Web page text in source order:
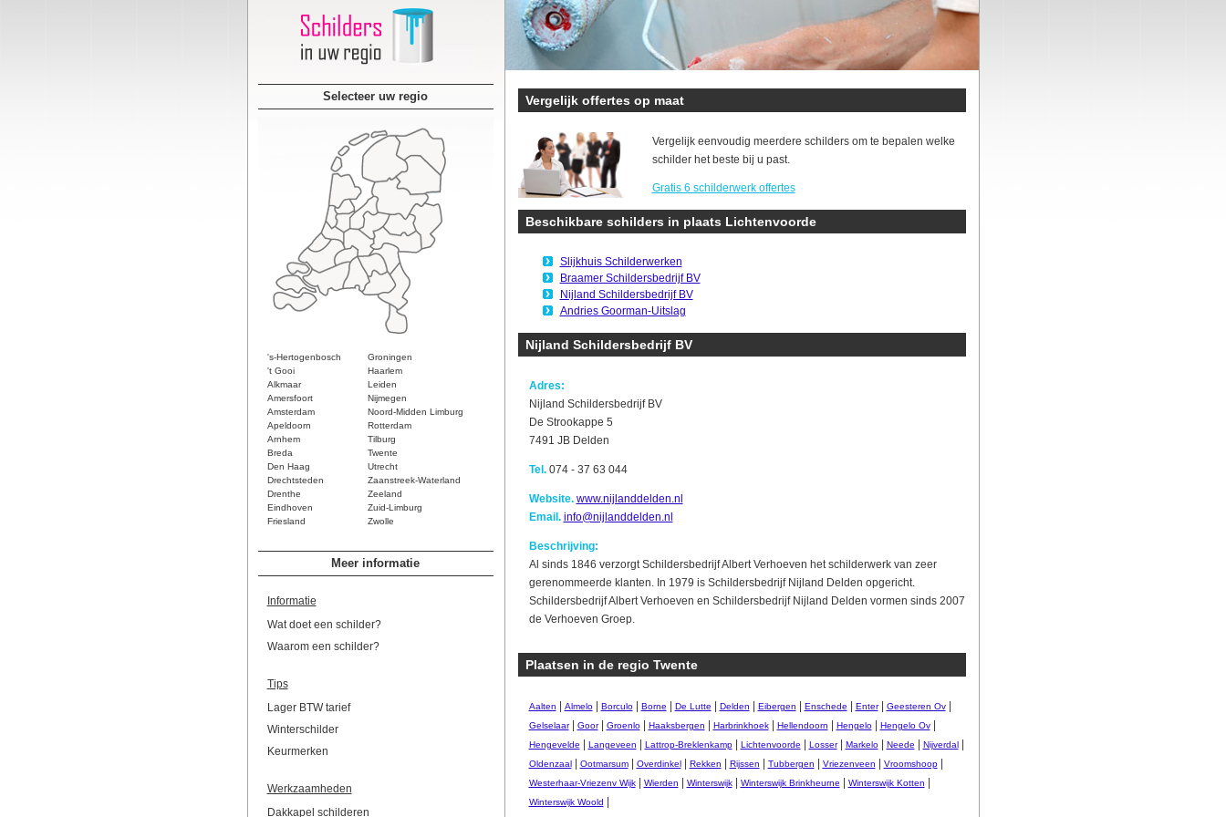
Selecteer uw regio
's-Hertogenbosch
Groningen
't Gooi
Haarlem
Alkmaar
Leiden
Amersfoort
Nijmegen
Amsterdam
Noord-Midden Limburg
Apeldoorn
Rotterdam
Arnhem
Tilburg
Breda
Twente
Den Haag
Utrecht
Drechtsteden
Zaanstreek-Waterland
Drenthe
Zeeland
Eindhoven
Zuid-Limburg
Friesland
Zwolle
Meer informatie
Informatie
Wat doet een schilder?
Waarom een schilder?
Tips
Lager BTW tarief
Winterschilder
Keurmerken
Werkzaamheden
Dakkapel schilderen
Vergelijk offertes op maat
Vergelijk eenvoudig meerdere schilders om te bepalen welke
schilder het beste bij u past.
Gratis 6 schilderwerk offertes
Beschikbare schilders in plaats Lichtenvoorde
Slijkhuis Schilderwerken
Braamer Schildersbedrijf BV
Nijland Schildersbedrijf BV
Andries Goorman-Uitslag
Nijland Schildersbedrijf BV
Adres:
Nijland Schildersbedrijf BV
De Strookappe 5
7491 JB Delden
Tel.074 - 37 63 044
Website. www.nijlanddelden.nl
Email. info@nijlanddelden.nl
Beschrijving:
Al sinds 1846 verzorgt Schildersbedrijf Albert Verhoeven het schilderwerk van zeer
gerenommeerde klanten. In 1979 is Schildersbedrijf Nijland Delden opgericht.
Schildersbedrijf Albert Verhoeven en Schildersbedrijf Nijland Delden vormen sinds 2007
de Verhoeven Groep.
Plaatsen in de regio Twente
Aalten Almelo| Borculo| Borne De Lutte Delden Eibergen Enschede Enter| Geesteren Ov|
Gelselaar| Goor| Groenlo| Haaksbergen Harbrinkhoek| Hellendoorn Hengelo| Hengelo Ov|
Hengevelde Langeveen Lattrop-Breklenkamp| Lichtenvoorde Losser| Markelo| Neede Nijverdal|
Oldenzaal| Ootmarsum| Overdinkel| Rekken Rijssen Tubbergen Vriezenveen Vroomshoop|
Westerhaar-Vriezenv Wijk| Wierden Winterswijk| Winterswijk Brinkheurne Winterswijk Kotten
Winterswijk Woold